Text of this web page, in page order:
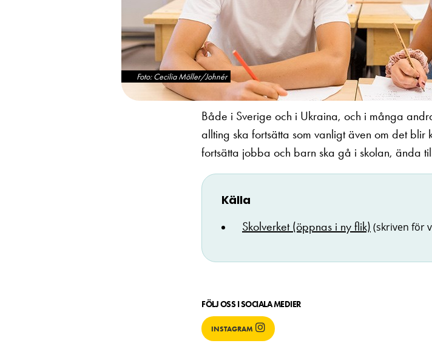
Foto: Cecilia Möller/Johnér
Både i Sverige och i Ukraina, och i många
allting ska fortsätta som vanligt även om det blir
fortsätta jobba och barn ska gå i skolan, ända
Källa
Skolverket (öppnas i ny flik) (skriven för
FÖLJ OSS I SOCIALA MEDIER
INSTAGRAM